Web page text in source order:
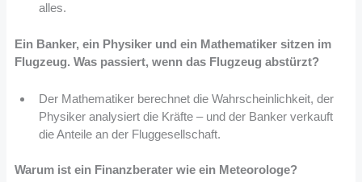
alles.
Ein Banker, ein Physiker und ein Mathematiker sitzen im
Flugzeug. Was passiert, wenn das Flugzeug abstürzt?
Der Mathematiker berechnet die Wahrscheinlichkeit, der
Physiker analysiert die Kräfte – und der Banker verkauft
die Anteile an der Fluggesellschaft.
Warum ist ein Finanzberater wie ein Meteorologe?